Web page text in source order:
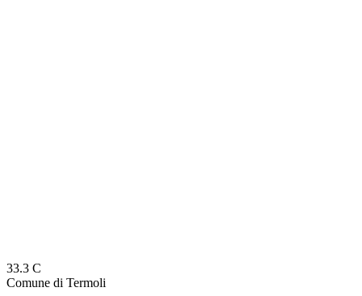
33.3 C
Comune di Termoli